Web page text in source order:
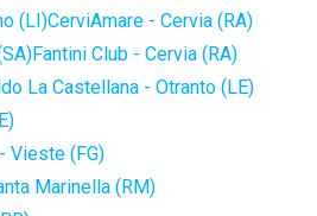
(LI)CerviAmare - Cervia (RA)
Fantini Club - Cervia (RA)
La Castellana - Otranto (LE)
Vieste (FG)
Marinella (RM)